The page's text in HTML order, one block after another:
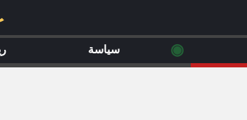
◉ سياسة